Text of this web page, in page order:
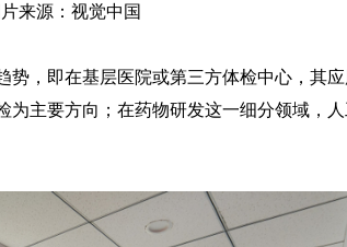
来源：视觉中国
，即在基层医院或第三方体检中心，其
主要方向；在药物研发这一细分领域，